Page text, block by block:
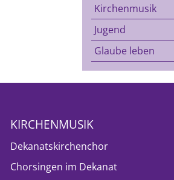
Kirchenmusik
Jugend
Glaube leben
KIRCHENMUSIK
Dekanatskirchenchor
Chorsingen im Dekanat